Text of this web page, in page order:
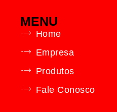
MENU
Home
Empresa
Produtos
Fale Conosco